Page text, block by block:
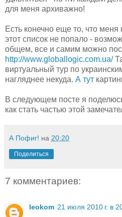
для меня архиважно!
Есть конечно еще то, что меня
этот список не попало -
общем, все и самим можно
http://www.globallogic.com.ua/
виртуальный тур по
нагляднее некуда. А тут
В следующем посте я
как стать частью этой
А Пофиг! на 20:20
Поделиться
7 комментариев:
leokom 21 июля 2010 г. в